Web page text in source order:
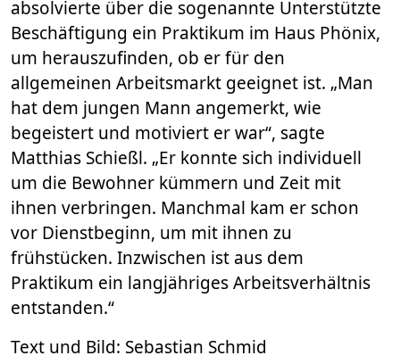
absolvierte über die sogenannte Unterstützte
Beschäftigung ein Praktikum im Haus Phönix,
um herauszufinden, ob er für den
allgemeinen Arbeitsmarkt geeignet ist. „Man
hat dem jungen Mann angemerkt, wie
begeistert und motiviert er war“, sagte
Matthias Schießl. „Er konnte sich individuell
um die Bewohner kümmern und Zeit mit
ihnen verbringen. Manchmal kam er schon
vor Dienstbeginn, um mit ihnen zu
frühstücken. Inzwischen ist aus dem
Praktikum ein langjähriges Arbeitsverhältnis
entstanden.“
Text und Bild: Sebastian Schmid